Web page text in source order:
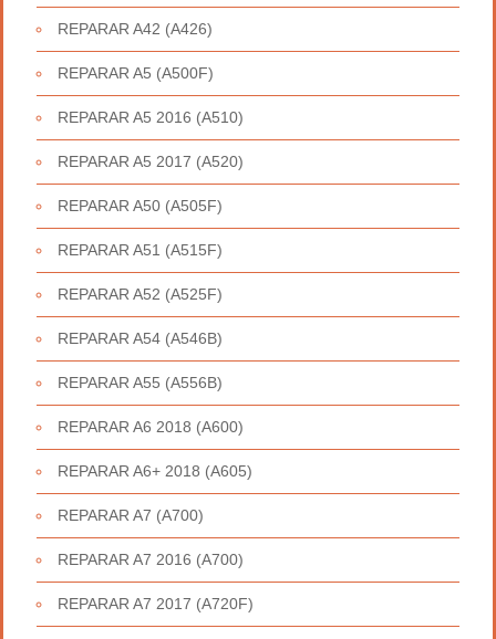
REPARAR A42 (A426)
REPARAR A5 (A500F)
REPARAR A5 2016 (A510)
REPARAR A5 2017 (A520)
REPARAR A50 (A505F)
REPARAR A51 (A515F)
REPARAR A52 (A525F)
REPARAR A54 (A546B)
REPARAR A55 (A556B)
REPARAR A6 2018 (A600)
REPARAR A6+ 2018 (A605)
REPARAR A7 (A700)
REPARAR A7 2016 (A700)
REPARAR A7 2017 (A720F)